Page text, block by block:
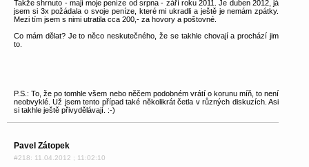
Takže shrnuto - mají moje peníze od srpna - září roku 2011. Je duben 2012, já
jsem si 3x požádala o svoje peníze, které mi ukradli a ještě je nemám zpátky.
Mezi tím jsem s nimi utratila cca 200,- za hovory a poštovné.
Co mám dělat? Je to něco neskutečného, že se takhle chovají a prochází jim
to.
P.S.: To, že po tomhle všem nebo něčem podobném vrátí o korunu míň, to není
neobvyklé. Už jsem tento případ také několikrát četla v různých diskuzích. Asi
si takhle ještě přivydělávají. :-)
Pavel Zátopek
#218: 11.04.2012 ; 11:02:10